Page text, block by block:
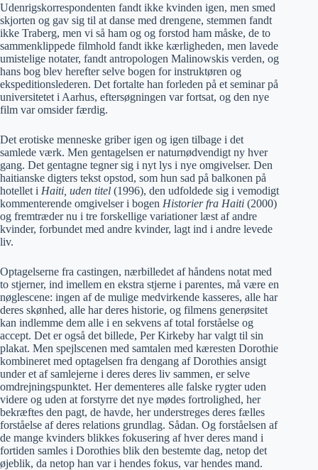
Udenrigskorrespondenten fandt ikke kvinden igen, men smed
skjorten og gav sig til at danse med drengene, stemmen fandt
ikke Traberg, men vi så ham og og forstod ham måske, de to
sammenklippede filmhold fandt ikke kærligheden, men lavede
umistelige notater, fandt antropologen Malinowskis verden, og
hans bog blev herefter selve bogen for instruktøren og
ekspeditionslederen. Det fortalte han forleden på et seminar på
universitetet i Aarhus, eftersøgningen var fortsat, og den nye
film var omsider færdig.
Det erotiske menneske griber igen og igen tilbage i det
samlede værk. Men gentagelsen er naturnødvendigt ny hver
gang. Det gentagne tegner sig i nyt lys i nye omgivelser. Den
haitianske digters tekst opstod, som hun sad på balkonen på
hotellet i Haiti, uden titel (1996), den udfoldede sig i vemodigt
kommenterende omgivelser i bogen Historier fra Haiti (2000)
og fremtræder nu i tre forskellige variationer læst af andre
kvinder, forbundet med andre kvinder, lagt ind i andre levede
liv.
Optagelserne fra castingen, nærbilledet af håndens notat med
to stjerner, ind imellem en ekstra stjerne i parentes, må være en
nøglescene: ingen af de mulige medvirkende kasseres, alle har
deres skønhed, alle har deres historie, og filmens generøsitet
kan indlemme dem alle i en sekvens af total forståelse og
accept. Det er også det billede, Per Kirkeby har valgt til sin
plakat. Men spejlscenen med samtalen med kæresten Dorothie
kombineret med optagelsen fra dengang af Dorothies ansigt
under et af samlejerne i deres deres liv sammen, er selve
omdrejningspunktet. Her dementeres alle falske rygter uden
videre og uden at forstyrre det nye mødes fortrolighed, her
bekræftes den pagt, de havde, her understreges deres fælles
forståelse af deres relations grundlag. Sådan. Og forståelsen af
de mange kvinders blikkes fokusering af hver deres mand i
fortiden samles i Dorothies blik den bestemte dag, netop det
øjeblik, da netop han var i hendes fokus, var hendes mand.